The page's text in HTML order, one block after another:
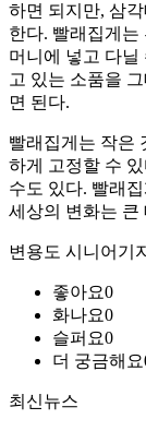
하면 되지만, 삼
한다. 빨래집게는
머니에 넣고 다닐
고 있는 소품을
면 된다.
빨래집게는 작은
하게 고정할 수
수도 있다. 빨래
세상의 변화는 큰
변용도 시니어기
좋아요0
화나요0
슬퍼요0
더 궁금해요
최신뉴스